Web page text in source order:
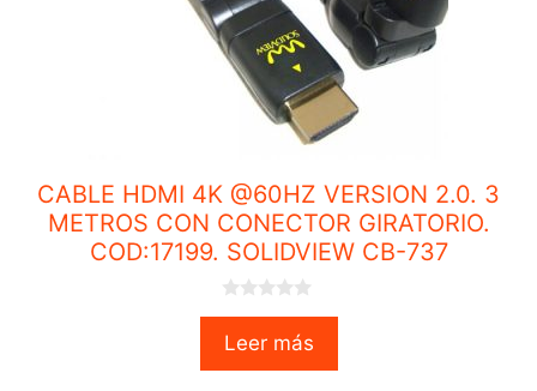
CABLE HDMI 4K @60HZ VERSION 2.0. 3
METROS CON CONECTOR GIRATORIO.
COD:17199. SOLIDVIEW CB-737
0
u
Leer más